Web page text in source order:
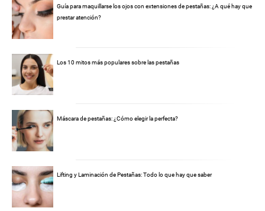
Guía para maquillarse los ojos con extensiones de pestañas: ¿A qué hay que
prestar atención?
Los 10 mitos más populares sobre las pestañas
Máscara de pestañas: ¿Cómo elegir la perfecta?
Lifting y Laminación de Pestañas: Todo lo que hay que saber